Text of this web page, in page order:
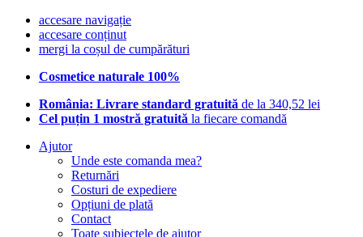
accesare navigație
accesare conținut
mergi la coșul de cumpărături
Cosmetice naturale 100%
România: Livrare standard gratuită de la 340,52 lei
Cel puțin 1 mostră gratuită la fiecare comandă
Ajutor
Unde este comanda mea?
Returnări
Costuri de expediere
Opțiuni de plată
Contact
Toate subiectele de ajutor